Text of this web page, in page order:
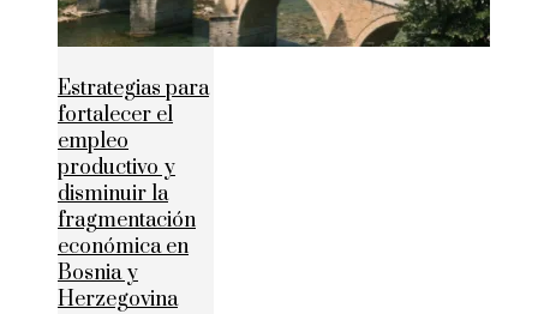
Estrategias para
fortalecer el
empleo
productivo y
disminuir la
fragmentación
económica en
Bosnia y
Herzegovina